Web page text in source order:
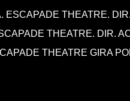
ESCAPADE THEATRE.
THEATRE. DIR.
THEATRE GIRA